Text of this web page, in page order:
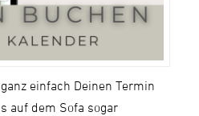
einfach Deinen Termin
auf dem Sofa sogar